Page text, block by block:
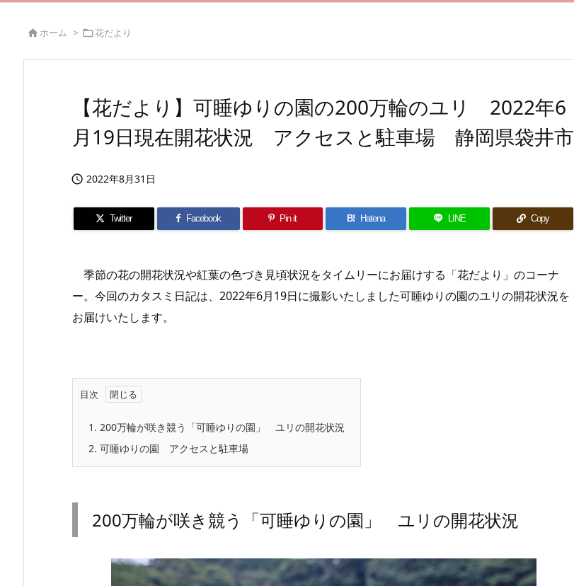
 ホーム > 花だより
【花だより】可睡ゆりの園の200万輪のユリ 2022年6
月19日現在開花状況 アクセスと駐車場 静岡県袋井市
 2022年8月31日
Twitter Facebook Pin it B! Hatena LINE Copy
季節の花の開花状況や紅葉の色づき見頃状況をタイムリーにお届けする「花だより」のコーナ
ー。今回のカタスミ日記は、2022年6月19日に撮影いたしました可睡ゆりの園のユリの開花状況を
お届けいたします。
目次
1. 200万輪が咲き競う「可睡ゆりの園」 ユリの開花状況
2. 可睡ゆりの園 アクセスと駐車場
200万輪が咲き競う「可睡ゆりの園」 ユリの開花状況